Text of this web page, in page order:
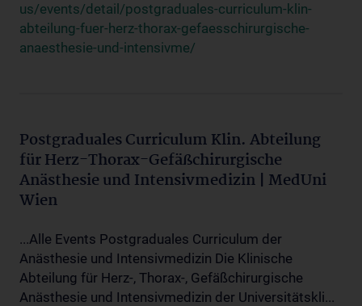
us/events/detail/postgraduales-curriculum-klin-
abteilung-fuer-herz-thorax-gefaesschirurgische-
anaesthesie-und-intensivme/
Postgraduales Curriculum Klin. Abteilung
für Herz-Thorax-Gefäßchirurgische
Anästhesie und Intensivmedizin | MedUni
Wien
...Alle Events Postgraduales Curriculum der
Anästhesie und Intensivmedizin Die Klinische
Abteilung für Herz-, Thorax-, Gefäßchirurgische
Anästhesie und Intensivmedizin der Universitätskli...